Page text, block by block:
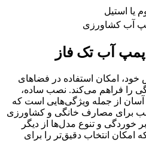
یا استیل
آب کشاورزی
پمپ آب تک فاز
امکان استفاده در فضاهای
را فراهم می‌کند. نصب ساده،
از جمله ویژگی‌هایی است که
برای مصارف خانگی و کشاورزی
خوردگی و تنوع مدل‌ها از دیگر
انتخاب دقیق‌تر را برای